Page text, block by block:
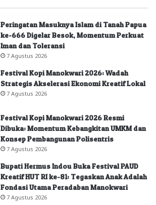
Peringatan Masuknya Islam di Tanah Papua
ke-666 Digelar Besok, Momentum Perkuat
Iman dan Toleransi
7 Agustus 2026
Festival Kopi Manokwari 2026: Wadah
Strategis Akselerasi Ekonomi Kreatif Lokal
7 Agustus 2026
Festival Kopi Manokwari 2026 Resmi
Dibuka: Momentum Kebangkitan UMKM dan
Konsep Pembangunan Polisentris
7 Agustus 2026
Bupati Hermus Indou Buka Festival PAUD
Kreatif HUT RI ke-81: Tegaskan Anak Adalah
Fondasi Utama Peradaban Manokwari
7 Agustus 2026